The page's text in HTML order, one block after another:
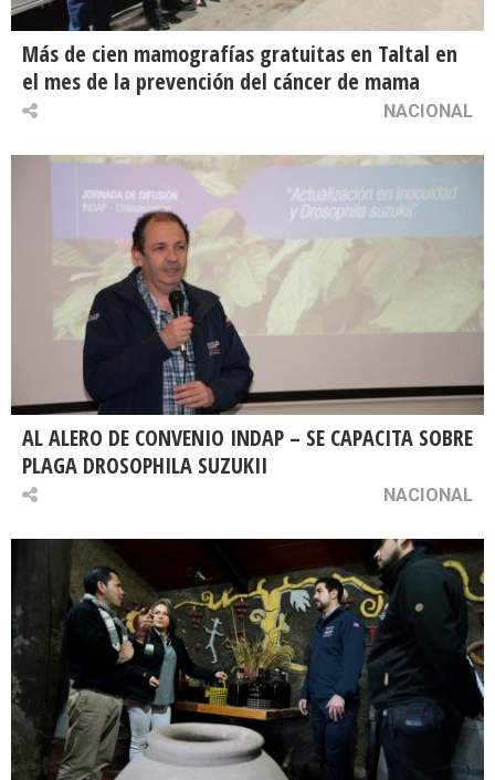
Más de cien mamografías gratuitas en Taltal en
el mes de la prevención del cáncer de mama
NACIONAL
AL ALERO DE CONVENIO INDAP – SE CAPACITA SOBRE
PLAGA DROSOPHILA SUZUKII
NACIONAL